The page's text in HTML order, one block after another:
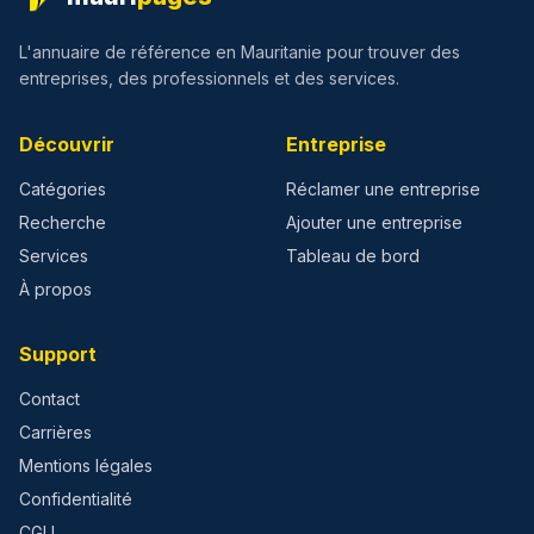
L'annuaire de référence en Mauritanie pour trouver des
entreprises, des professionnels et des services.
Découvrir
Catégories
Recherche
Services
À propos
Entreprise
Réclamer une entreprise
Ajouter une entreprise
Tableau de bord
Support
Contact
Carrières
Mentions légales
Confidentialité